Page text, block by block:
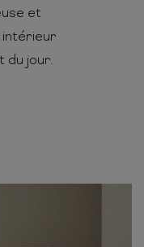
et
intérieur
du jour.